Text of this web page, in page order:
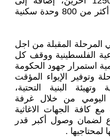
اعتقال 2,368 مواطنا، وتدمير أكثر من 800 وحدة سكنية
المرحلة المقبلة من اجل
الفلسطينية ووقف كل
استمرار جهود الحكومة
الإيواء المؤقت
البنية التحتية،
اليومي من خلال غرفة
كافة الجهات الاغاثية
لضمان وصول أكبر قدر
.